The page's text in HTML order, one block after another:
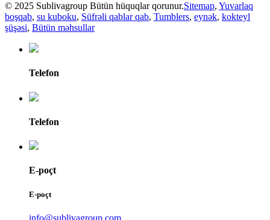
© 2025 Sublivagroup Bütün hüquqlar qorunur.Sitemap, Yuvarlaq
boşqab, su kuboku, Süfrəli qablar qab, Tumblers, eynək, kokteyl
şüşəsi, Bütün məhsullar
Telefon
Telefon
E-poçt
E-poçt
info@sublivagroup.com